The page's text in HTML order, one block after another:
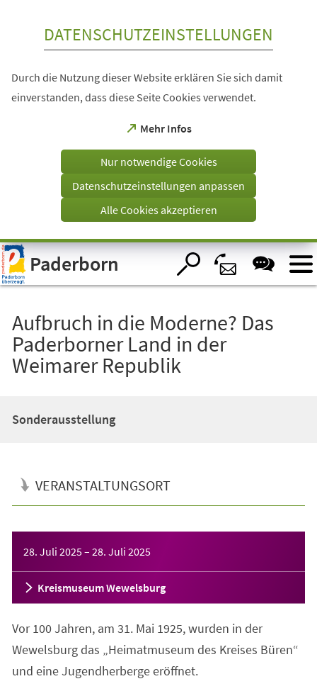
Visuelle
Assistenzsoftware
öffnen.
DATENSCHUTZEINSTELLUNGEN
Durch die Nutzung dieser Website erklären Sie sich damit
einverstanden, dass diese Seite Cookies verwendet.
Mehr Infos
(Öffnet
einem
Tab)
Nur notwendige Cookies
Datenschutzeinstellungen anpassen
Alle Cookies akzeptieren
Paderborn
Aufbruch in die Moderne? Das
Paderborner Land in der
Weimarer Republik
Sonderausstellung
VERANSTALTUNGSORT
28. Juli 2025– 28. Juli 2025
Kreismuseum Wewelsburg
Vor 100 Jahren, am 31. Mai 1925, wurden in der
Wewelsburg das „Heimatmuseum des Kreises Büren“
und eine Jugendherberge eröffnet.